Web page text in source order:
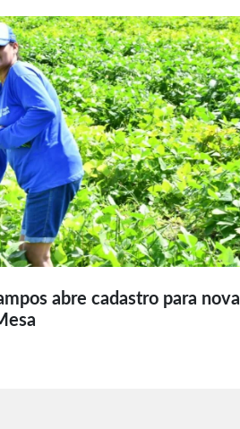
abre cadastro para nova